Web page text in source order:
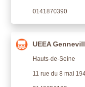
0141870390
UEEA
Hauts-de-Seine
11 rue du 8 mai